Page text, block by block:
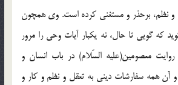
و نظم، برحذر و مستغنی‌ کرده‌ است. وی‌ همچون‌
که‌ گویی‌ تا حال، نه‌ یکبار آیات‌ وحی‌ را مرور
معصومین(علیه السّلام) در باب‌ انسان‌ و
و آن‌ همه‌ سفارشات‌ دینی‌ به‌ تعقل‌ و نظم‌ و کار و